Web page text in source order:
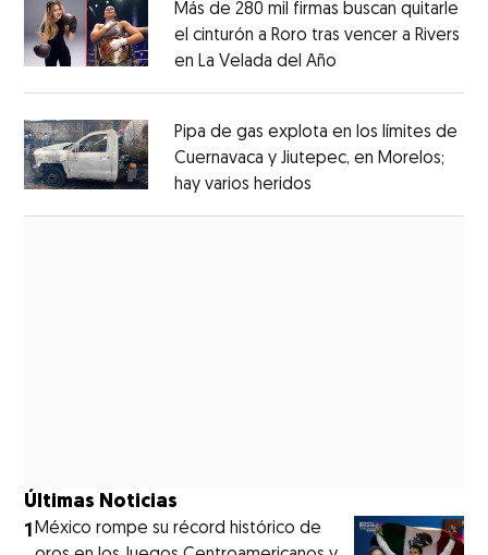
Más de 280 mil firmas buscan quitarle
el cinturón a Roro tras vencer a Rivers
en La Velada del Año
Pipa de gas explota en los límites de
Cuernavaca y Jiutepec, en Morelos;
hay varios heridos
Últimas Noticias
1México rompe su récord histórico de